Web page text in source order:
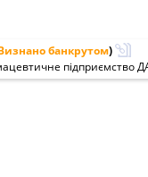
банкрутом)
підприємство